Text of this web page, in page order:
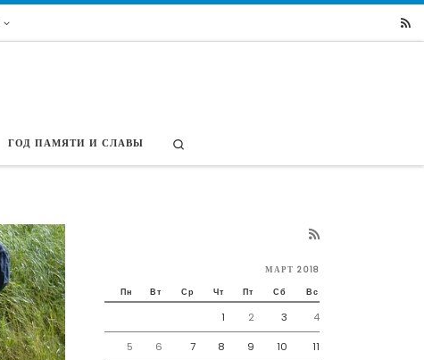
ГОД ПАМЯТИ И СЛАВЫ
МАРТ 2018
Пн Вт Ср Чт Пт Сб Вс
1 2 3 4
5 6 7 8 9 10 11